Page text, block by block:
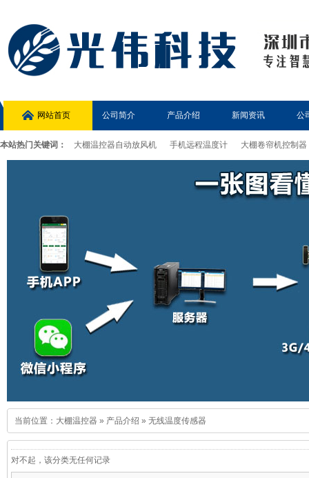
网站首页 公司简介 产品介绍 新闻资讯 公
本站热门关键词： 大棚温控器自动放风机 手机远程温度计 大棚卷帘机控制器
当前位置： 大棚温控器 » 产品介绍 » 无线温度传感器
对不起，该分类无任何记录